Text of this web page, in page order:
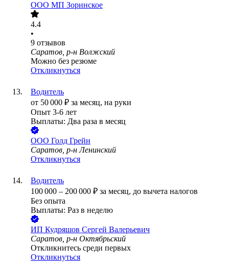
ООО МП Зоринское
4.4
•
9 отзывов
Саратов, р-н Волжский
Можно без резюме
Откликнуться
Водитель
от 50 000 ₽ за месяц, на руки
Опыт 3-6 лет
Выплаты: Два раза в месяц
ООО Голд Грейн
Саратов, р-н Ленинский
Откликнуться
Водитель
100 000 – 200 000 ₽ за месяц, до вычета налогов
Без опыта
Выплаты: Раз в неделю
ИП Кудряшов Сергей Валерьевич
Саратов, р-н Октябрьский
Откликнитесь среди первых
Откликнуться